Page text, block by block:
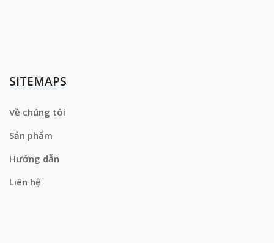
SITEMAPS
Về chúng tôi
Sản phẩm
Hướng dẫn
Liên hệ